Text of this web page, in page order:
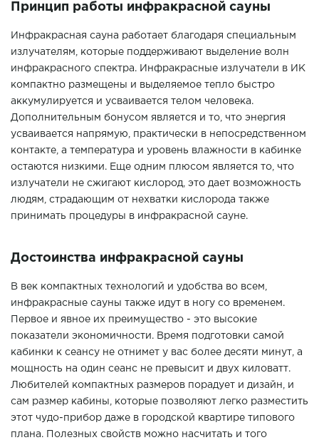
Принцип работы инфракрасной сауны
Инфракрасная сауна работает благодаря специальным
излучателям, которые поддерживают выделение волн
инфракрасного спектра. Инфракрасные излучатели в ИК
компактно размещены и выделяемое тепло быстро
аккумулируется и усваивается телом человека.
Дополнительным бонусом является и то, что энергия
усваивается напрямую, практически в непосредственном
контакте, а температура и уровень влажности в кабинке
остаются низкими. Еще одним плюсом является то, что
излучатели не сжигают кислород, это дает возможность
людям, страдающим от нехватки кислорода также
принимать процедуры в инфракрасной сауне.
Достоинства инфракрасной сауны
В век компактных технологий и удобства во всем,
инфракрасные сауны также идут в ногу со временем.
Первое и явное их преимущество - это высокие
показатели экономичности. Время подготовки самой
кабинки к сеансу не отнимет у вас более десяти минут, а
мощность на один сеанс не превысит и двух киловатт.
Любителей компактных размеров порадует и дизайн, и
сам размер кабины, которые позволяют легко разместить
этот чудо-прибор даже в городской квартире типового
плана. Полезных свойств можно насчитать и того